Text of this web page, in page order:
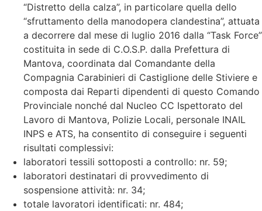
“Distretto della calza”, in particolare quella dello
“sfruttamento della manodopera clandestina”, attuata
a decorrere dal mese di luglio 2016 dalla “Task Force”
costituita in sede di C.O.S.P. dalla Prefettura di
Mantova, coordinata dal Comandante della
Compagnia Carabinieri di Castiglione delle Stiviere e
composta dai Reparti dipendenti di questo Comando
Provinciale nonché dal Nucleo CC Ispettorato del
Lavoro di Mantova, Polizie Locali, personale INAIL
INPS e ATS, ha consentito di conseguire i seguenti
risultati complessivi:
laboratori tessili sottoposti a controllo: nr. 59;
laboratori destinatari di provvedimento di
sospensione attività: nr. 34;
totale lavoratori identificati: nr. 484;